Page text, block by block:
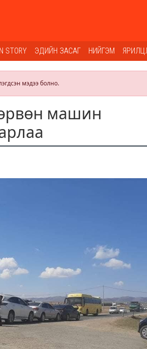
STORY ЭДИЙН ЗАСАГ НИЙГЭМ
мэдээ болно.
машин